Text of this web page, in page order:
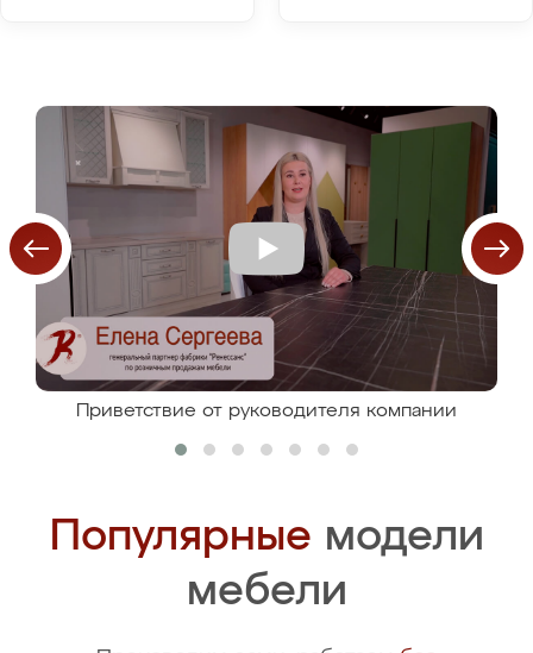
Приветствие от руководителя компании
Популярные модели
мебели